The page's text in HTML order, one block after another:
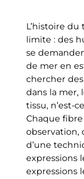
L’histoire
limite : des
se
de mer en
chercher
dans la mer,
tissu, n’est-
Chaque
observation,
d’une
expressions
expressions